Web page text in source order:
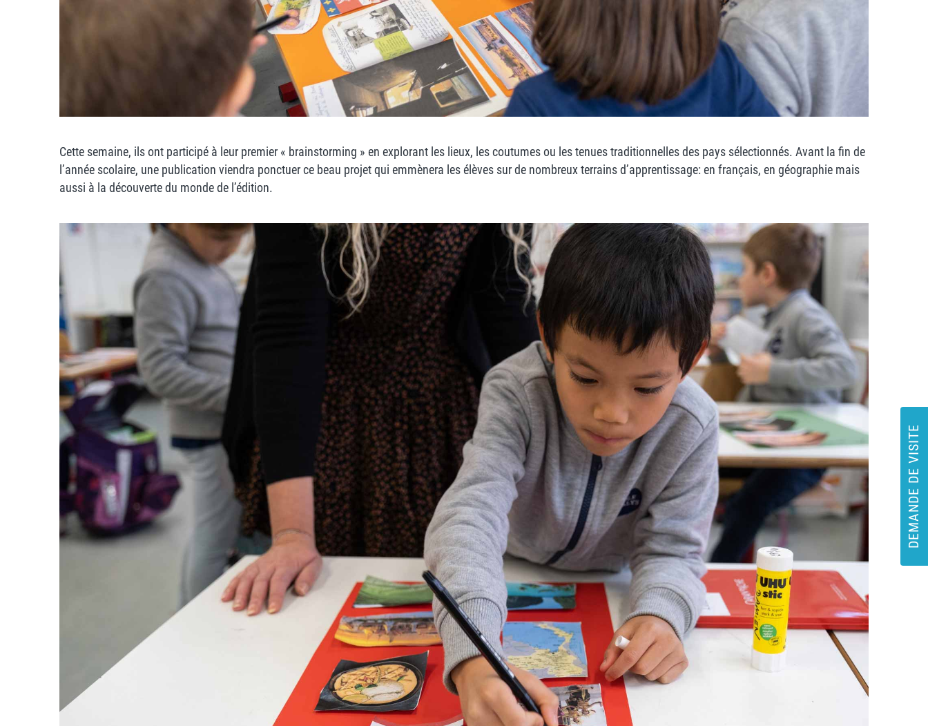
DEMANDE DE VISITE
Cette semaine, ils ont participé à leur premier « brainstorming » en explorant les lieux, les coutumes ou les tenues traditionnelles des pays sélectionnés. Avant la fin de
l’année scolaire, une publication viendra ponctuer ce beau projet qui emmènera les élèves sur de nombreux terrains d’apprentissage: en français, en géographie mais
aussi à la découverte du monde de l’édition.